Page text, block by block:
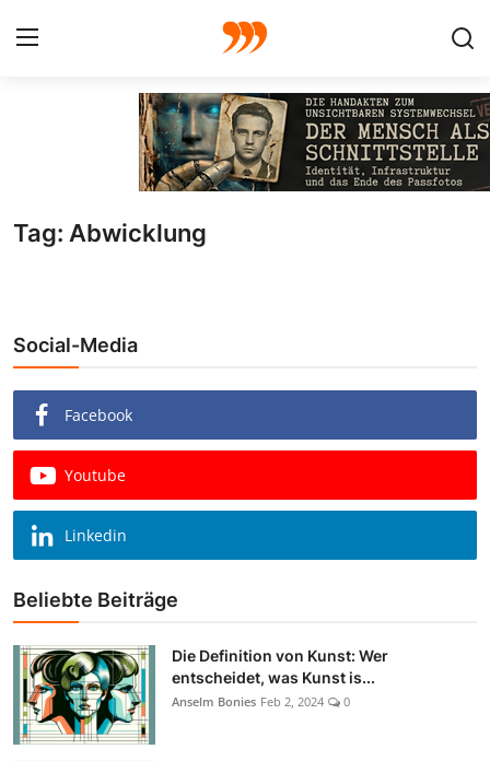
Galerie
Redaktion
Beiträge
Vorproduktion
Tag: Abwicklung
Social-Media
Facebook
Youtube
Linkedin
Beliebte Beiträge
Die Definition von Kunst: Wer
entscheidet, was Kunst is...
Anselm Bonies Feb 2, 2024 0